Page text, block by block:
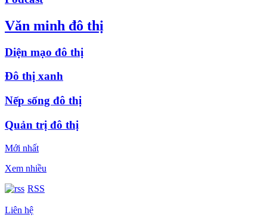
Văn minh đô thị
Diện mạo đô thị
Đô thị xanh
Nếp sống đô thị
Quản trị đô thị
Mới nhất
Xem nhiều
RSS
Liên hệ